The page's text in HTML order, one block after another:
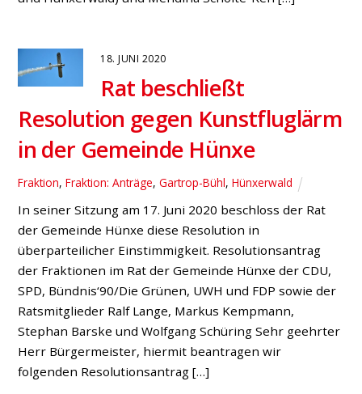
18. JUNI 2020
Rat beschließt
Resolution gegen Kunstfluglärm
in der Gemeinde Hünxe
Fraktion,Fraktion: Anträge,Gartrop-Bühl,Hünxerwald
In seiner Sitzung am 17. Juni 2020 beschloss der Rat
der Gemeinde Hünxe diese Resolution in
überparteilicher Einstimmigkeit. Resolutionsantrag
der Fraktionen im Rat der Gemeinde Hünxe der CDU,
SPD, Bündnis‘90/Die Grünen, UWH und FDP sowie der
Ratsmitglieder Ralf Lange, Markus Kempmann,
Stephan Barske und Wolfgang Schüring Sehr geehrter
Herr Bürgermeister, hiermit beantragen wir
folgenden Resolutionsantrag […]